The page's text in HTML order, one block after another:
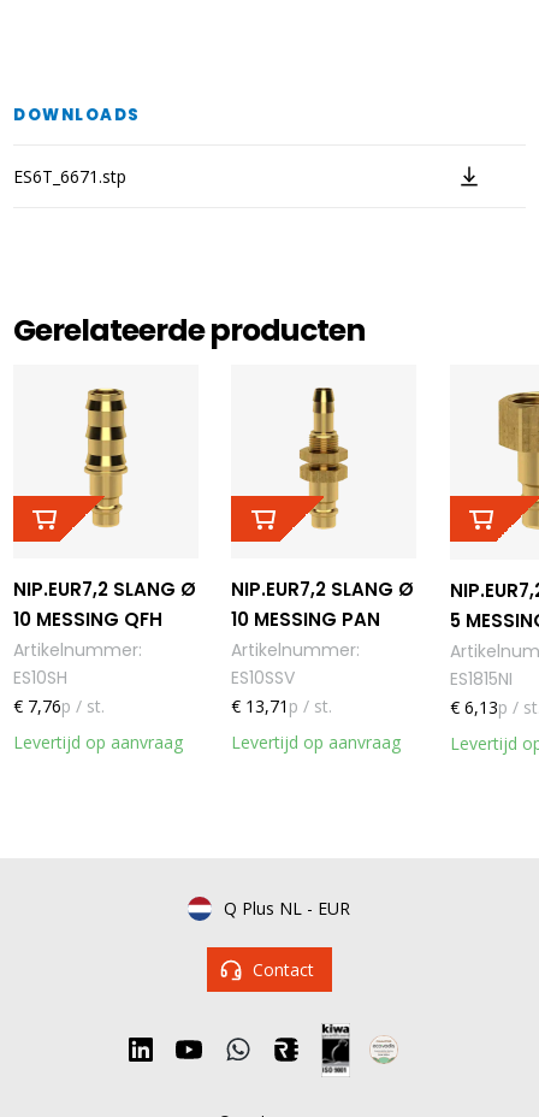
DOWNLOADS
ES6T_6671.stp
Gerelateerde producten
NIP.EUR7,2 SLANG Ø
10 MESSING QFH
Artikelnummer:
ES10SH
Levertijd op aanvraag
€ 7,76p / st.
NIP.EUR7,2 SLANG Ø
10 MESSING PAN
Artikelnummer:
ES10SSV
Levertijd op aanvraag
€ 13,71 p / st.
5
ES1815NI
Levertijd
€ 6,13p /
Q Plus NL - EUR
Contact